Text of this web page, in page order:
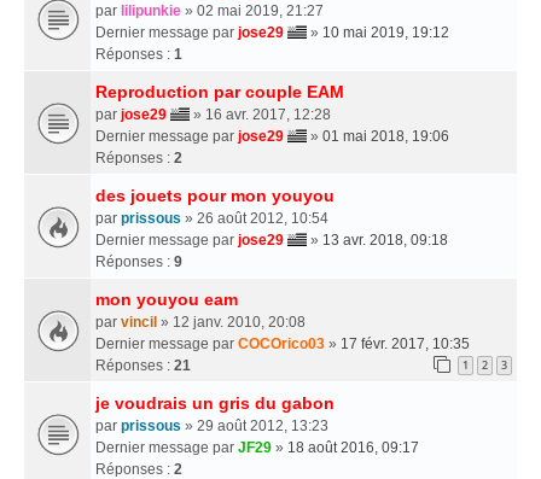
par lilipunkie » 02 mai 2019, 21:27
Dernier message par jose29 » 10 mai 2019, 19:12
Réponses : 1
Reproduction par couple EAM
par jose29
» 16 avr. 2017, 12:28
Dernier message par jose29 » 01 mai 2018, 19:06
Réponses : 2
des jouets pour mon youyou
par prissous » 26 août 2012, 10:54
Dernier message par jose29 » 13 avr. 2018, 09:18
Réponses : 9
mon youyou eam
par vincil » 12 janv. 2010, 20:08
Dernier message par COCOrico03 » 17 févr. 2017, 10:35
Réponses : 21 1 2 3
je voudrais un gris du gabon
par prissous » 29 août 2012, 13:23
Dernier message par JF29 » 18 août 2016, 09:17
Réponses : 2